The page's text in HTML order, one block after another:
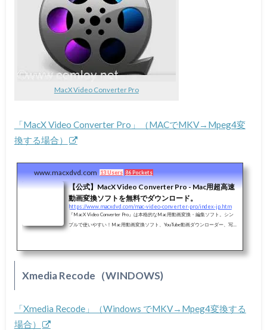
MacX Video Converter Pro
「MacX Video Converter Pro」（MACでMKV→Mpeg4変
換する場合）
www.macxdvd.com 13 Users 86 Pockets
【公式】MacX Video Converter Pro - Mac用超高速
動画変換ソフトを無料でダウンロード。
https://www.macxdvd.com/mac-video-converter-pro/index-jp.htm
『MacX Video Converter Pro』は本格的なMac用動画変換・編集ソフト。シン
プルで使いやすい！Mac用動画変換ソフト、YouTube動画ダウンローダー、写真
verter Proを無料でダウンロード！最大の特徴は、対応できるD動画ファイルの
料試してみましょう。
Xmedia Recode（WINDOWS)
「Xmedia Recode」（Windows でMKV→Mpeg4変換する
場合）